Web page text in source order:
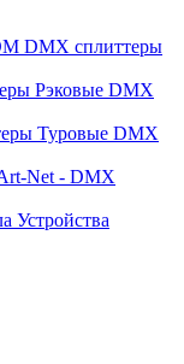
DMX сплиттеры
Рэковые DMX
Туровые DMX
Net - DMX
Устройства